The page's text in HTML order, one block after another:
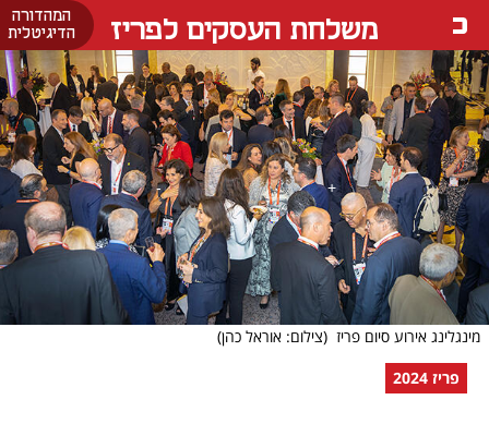
המהדורה
הדיגיטלית
משלחת העסקים לפריז
מינגלינג אירוע סיום פריז (צילום: אוראל כהן)
פריז 2024